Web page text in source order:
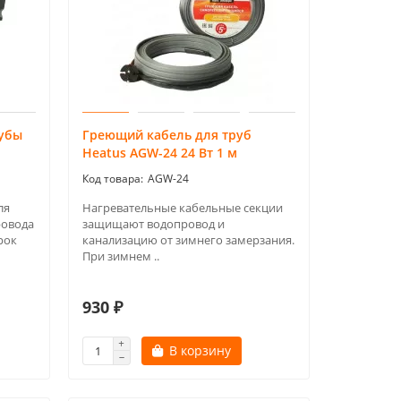
Греющий кабель для труб
Heatus AGW-24 24 Вт 1 м
AGW-24
Нагревательные кабельные секции
защищают водопровод и
канализацию от зимнего замерзания.
При зимнем ..
930 ₽
В корзину